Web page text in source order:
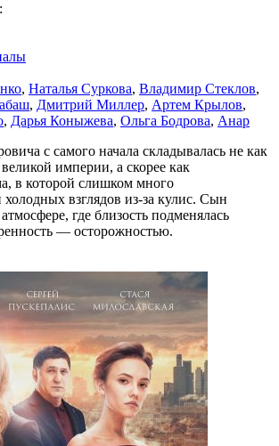
, Наталья Суркова, Владимир Стеклов,
, Дмитрий Миллер, Артем Крылов,
, Дарья Коныжева, Ольга Бодрова, Анар
с самого начала складывалась не как
империи, а скорее как
в которой слишком много
холодных взглядов из-за кулис. Сын
где близость подменялась
— осторожностью.